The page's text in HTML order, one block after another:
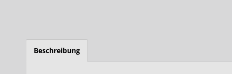
Beschreibung